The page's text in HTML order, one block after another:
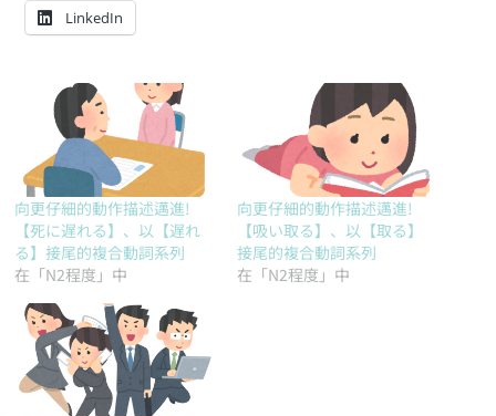
LinkedIn
向更仔細的動作描述邁進!
【死に遅れる】、以【遅れ
る】接尾的複合動詞系列
在「N2程度」中
向更仔細的動作描述邁進!
【吸い取る】、以【取る】
接尾的複合動詞系列
在「N2程度」中